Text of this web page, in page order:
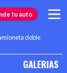
tu auto
doble
GALERIAS